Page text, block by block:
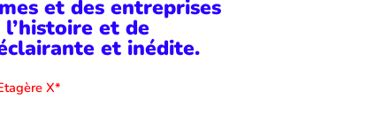
et des entreprises
l’histoire et de
et inédite.
X*